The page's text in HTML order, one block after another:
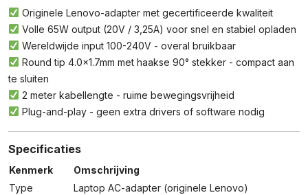
Originele Lenovo-adapter met gecertificeerde kwaliteit
Volle 65W output (20V / 3,25A) voor snel en stabiel opladen
Wereldwijde input 100-240V - overal bruikbaar
Round tip 4.0×1.7mm met haakse 90° stekker - compact aan
te sluiten
2 meter kabellengte - ruime bewegingsvrijheid
Plug-and-play - geen extra drivers of software nodig
Specificaties
Kenmerk
Omschrijving
Type
Laptop AC-adapter (originele Lenovo)